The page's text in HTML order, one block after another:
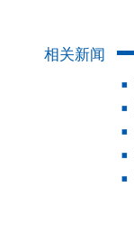
相关新闻